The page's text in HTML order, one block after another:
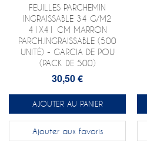
FEUILLES PARCHEMIN
INGRAISSABLE 34 G/M2
41X41 CM MARRON
PARCH.INGRAISSABLE (500
UNITÉ) - GARCIA DE POU
(PACK DE 500)
30,50 €
AJOUTER AU PANIER
Ajouter aux favoris